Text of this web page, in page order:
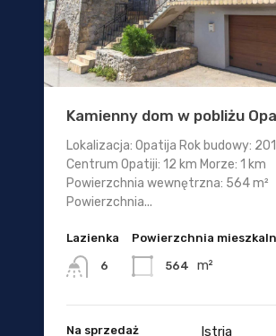
Kamienny dom w pobliżu
Lokalizacja: Opatija Rok budowy:
Centrum Opatiji: 12 km Morze: 1 km
Powierzchnia wewnętrzna: 564 m²
Powierzchnia...
Lazienka
6
Powierzchnia
564 m²
Na sprzedaż Istria